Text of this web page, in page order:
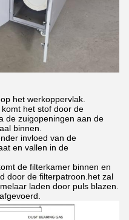
het werkoppervlak.
het stof door de
de zuigopeningen aan de
binnen.
invloed van de
en vallen in de
de filterkamer binnen en
door de filterpatroon.het zal
laden door puls blazen.